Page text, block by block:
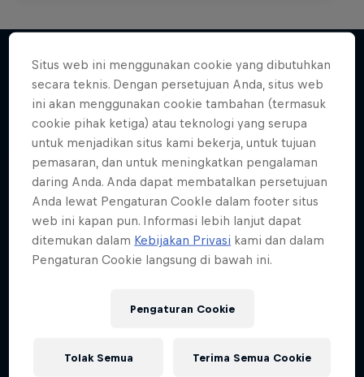
Lebih banyak seperti ini
Situs web ini menggunakan cookie yang dibutuhkan
secara teknis. Dengan persetujuan Anda, situs web
ini akan menggunakan cookie tambahan (termasuk
cookie pihak ketiga) atau teknologi yang serupa
untuk menjadikan situs kami bekerja, untuk tujuan
pemasaran, dan untuk meningkatkan pengalaman
daring Anda. Anda dapat membatalkan persetujuan
Anda lewat Pengaturan CookIe dalam footer situs
web ini kapan pun. Informasi lebih lanjut dapat
ditemukan dalam Kebijakan Privasi kami dan dalam
Pengaturan Cookie langsung di bawah ini.
Pengaturan Cookie
Tolak Semua Terima Semua Cookie